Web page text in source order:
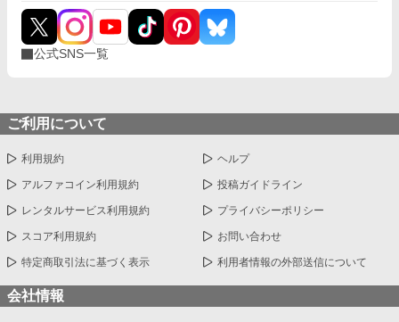
公式SNS一覧
ご利用について
利用規約 ヘルプ
アルファコイン利用規約 投稿ガイドライン
レンタルサービス利用規約 プライバシーポリシー
スコア利用規約 お問い合わせ
特定商取引法に基づく表示 利用者情報の外部送信について
会社情報